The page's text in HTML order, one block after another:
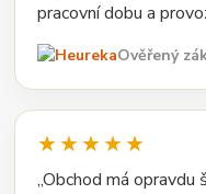
pracovní dobu a
Ověřený
★★★★★
„Obchod má